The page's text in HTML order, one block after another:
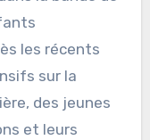
les récents
sur la
des jeunes
et leurs